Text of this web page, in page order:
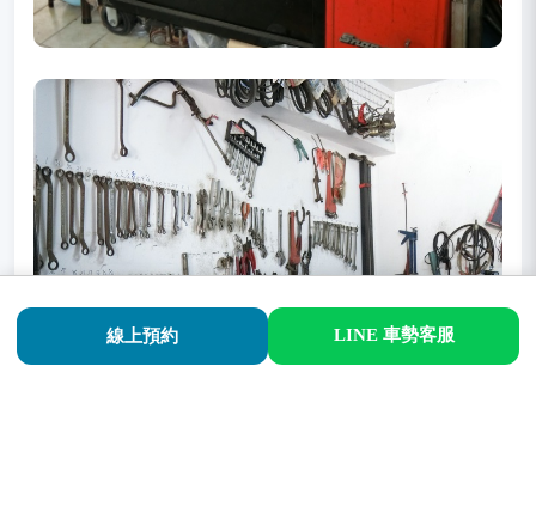
線上預約 LINE 車勢客服